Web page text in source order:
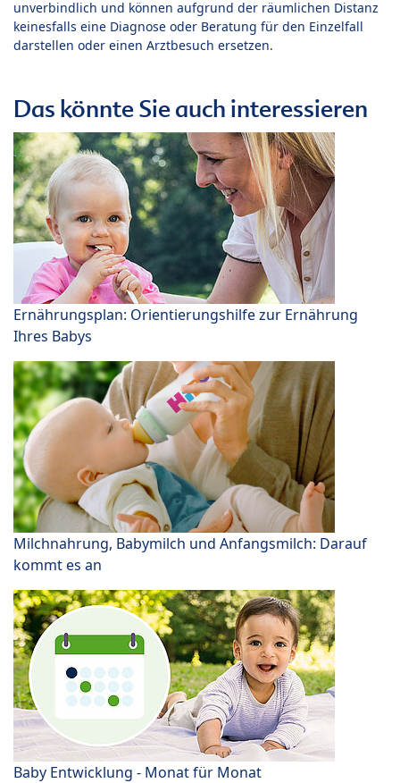
unverbindlich und können aufgrund der räumlichen Distanz
keinesfalls eine Diagnose oder Beratung für den Einzelfall
darstellen oder einen Arztbesuch ersetzen.
Das könnte Sie auch interessieren
Ernährungsplan: Orientierungshilfe zur Ernährung
Ihres Babys
Milchnahrung, Babymilch und Anfangsmilch: Darauf
kommt es an
Baby Entwicklung - Monat für Monat